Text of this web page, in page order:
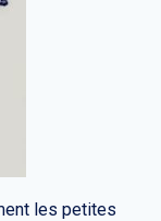
les petites